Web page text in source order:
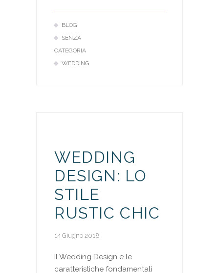
BLOG
SENZA
CATEGORIA
WEDDING
WEDDING
DESIGN: LO
STILE
RUSTIC CHIC
14 Giugno 2018
Il Wedding Design e le
caratteristiche fondamentali